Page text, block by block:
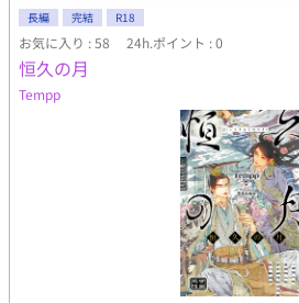
長編 完結 R18
お気に入り : 58 24h.ポイント : 0
恒久の月
Tempp